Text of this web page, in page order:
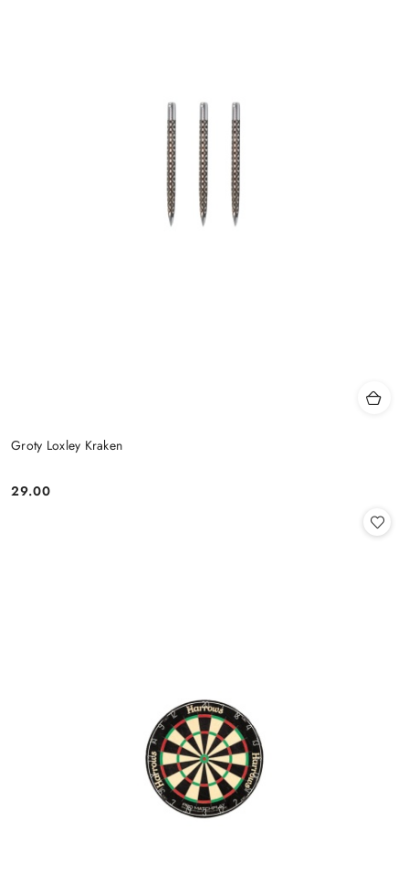
Groty Loxley Kraken
Cena:
29.00